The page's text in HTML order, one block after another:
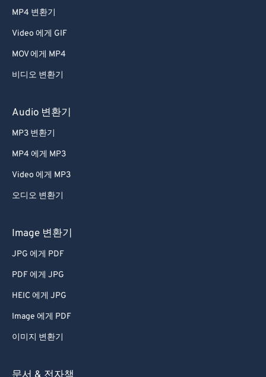
MP4 변환기
Video 에게 GIF
MOV 에게 MP4
비디오 변환기
Audio 변환기
MP3 변환기
MP4 에게 MP3
Video 에게 MP3
오디오 변환기
Image 변환기
JPG 에게 PDF
PDF 에게 JPG
HEIC 에게 JPG
Image 에게 PDF
이미지 변환기